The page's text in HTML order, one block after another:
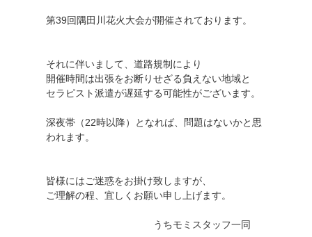
第39回隅田川花火大会が開催されております。
それに伴いまして、道路規制により
開催時間は出張をお断りせざる負えない地域と
セラピスト派遣が遅延する可能性がございます。
深夜帯（22時以降）となれば、問題はないかと思
われます。
皆様にはご迷惑をお掛け致しますが、
ご理解の程、宜しくお願い申し上げます。
うちモミスタッフ一同